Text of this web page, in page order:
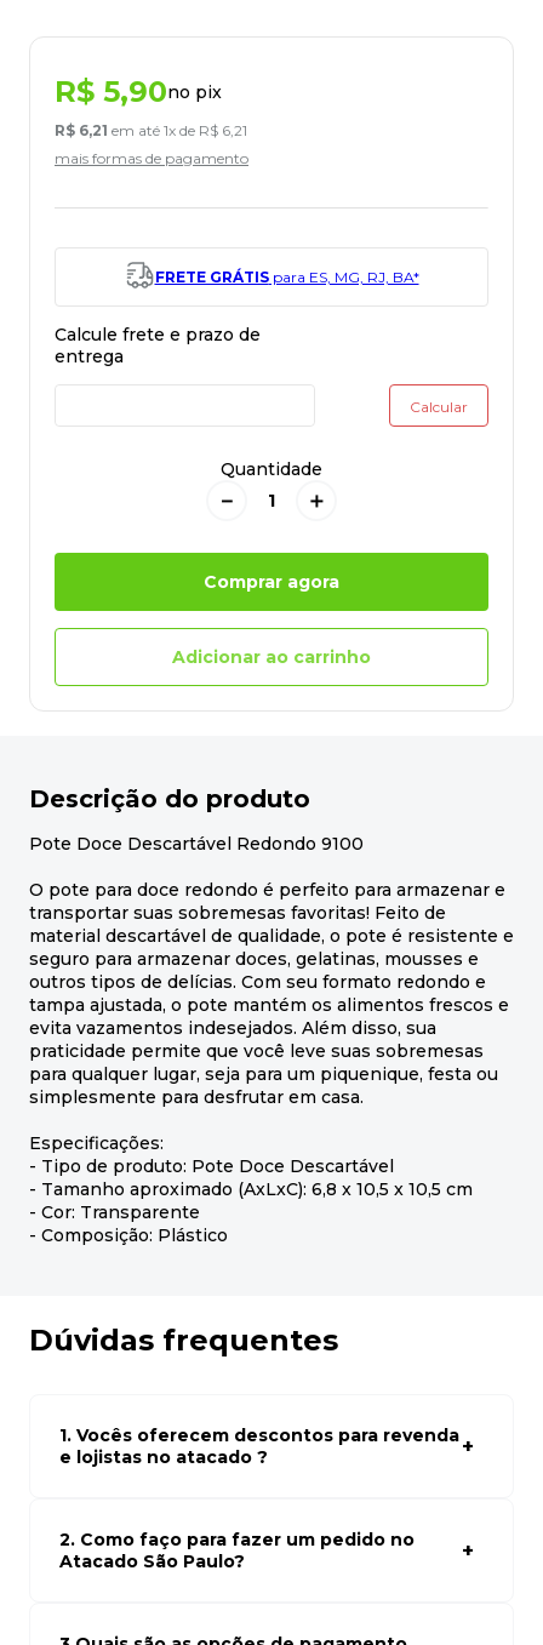
R$ 5,90no pix
R$ 6,21 em até 1x de R$ 6,21
mais formas de pagamento
FRETE GRÁTISpara ES, MG, RJ, BA*
Quantidade
＋
－
Comprar agora
Adicionar ao carrinho
Descrição do produto
Pote Doce Descartável Redondo 9100
O pote para doce redondo é perfeito para armazenar e
transportar suas sobremesas favoritas! Feito de
material descartável de qualidade, o pote é resistente e
seguro para armazenar doces, gelatinas, mousses e
outros tipos de delícias. Com seu formato redondo e
tampa ajustada, o pote mantém os alimentos frescos e
evita vazamentos indesejados. Além disso, sua
praticidade permite que você leve suas sobremesas
para qualquer lugar, seja para um piquenique, festa ou
simplesmente para desfrutar em casa.
Especificações:
- Tipo de produto: Pote Doce Descartável
- Tamanho aproximado (AxLxC): 6,8 x 10,5 x 10,5 cm
- Cor: Transparente
- Composição: Plástico
Dúvidas frequentes
1. Vocês oferecem descontos para revenda
e lojistas no atacado ?
atacado empresas e compre com os melhores preços
para seu modelo de negócio
2. Como faço para fazer um pedido no
Atacado São Paulo?